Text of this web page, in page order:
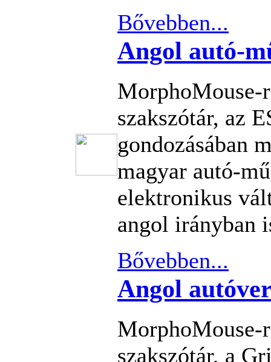
Bővebben...
Angol autó-
MorphoMouse-
szakszótár, az
gondozásában
magyar autó-
elektronikus
angol irányban
Bővebben...
Angol
MorphoMouse-
szakszótár, a